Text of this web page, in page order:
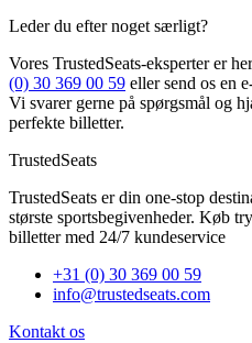
Leder du efter noget særligt?
Vores TrustedSeats-eksperter er
(0) 30 369 00 59 eller send os en
Vi svarer gerne på spørgsmål og
perfekte billetter.
TrustedSeats
TrustedSeats er din one-stop
største sportsbegivenheder. Køb
billetter med 24/7 kundeservice
+31 (0) 30 369 00 59
info@trustedseats.com
Kontakt os